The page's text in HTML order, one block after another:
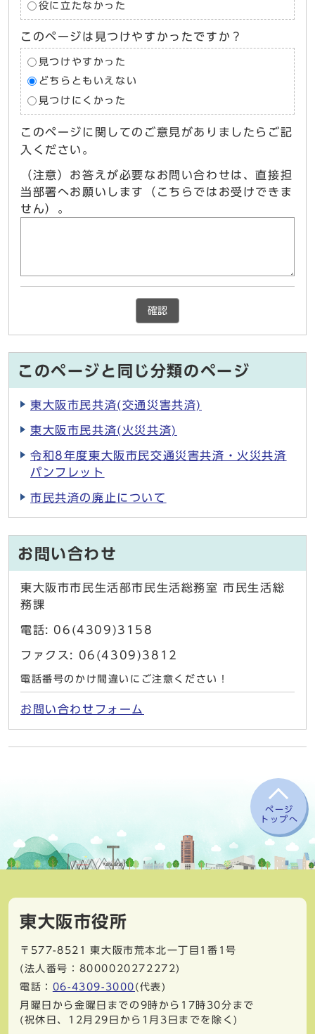
役に立たなかった
このページは見つけやすかったですか？
見つけやすかった
どちらともいえない
見つけにくかった
このページに関してのご意見がありましたらご記
入ください。
（注意）お答えが必要なお問い合わせは、直接担
当部署へお願いします（こちらではお受けできま
せん）。
確認
このページと同じ分類のページ
東大阪市民共済(交通災害共済)
東大阪市民共済(火災共済)
令和8年度東大阪市民交通災害共済・火災共済
パンフレット
市民共済の廃止について
お問い合わせ
東大阪市市民生活部市民生活総務室 市民生活総
務課
電話: 06(4309)3158
ファクス: 06(4309)3812
電話番号のかけ間違いにご注意ください！
お問い合わせフォーム
ページ
トップへ
東大阪市役所
〒577-8521
東大阪市荒本北一丁目1番1号
(法人番号：8000020272272)
電話： 06-4309-3000 (代表)
月曜日から金曜日までの9時から17時30分まで
(祝休日、12月29日から1月3日までを除く)